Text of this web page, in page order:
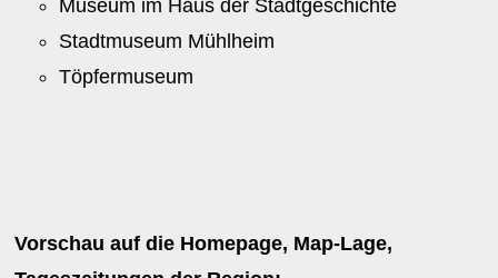
Museum im Haus der Stadtgeschichte
Stadtmuseum Mühlheim
Töpfermuseum
Vorschau auf die Homepage, Map-Lage,